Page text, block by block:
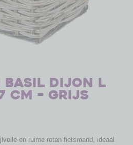
Basil Dijon L
cm – grijs
en ruime rotan fietsmand, ideaal